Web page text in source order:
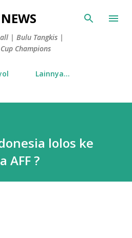
ke konten utama
| Bulu Tangkis |
Champions
Lainnya…
lolos ke
AFF ?